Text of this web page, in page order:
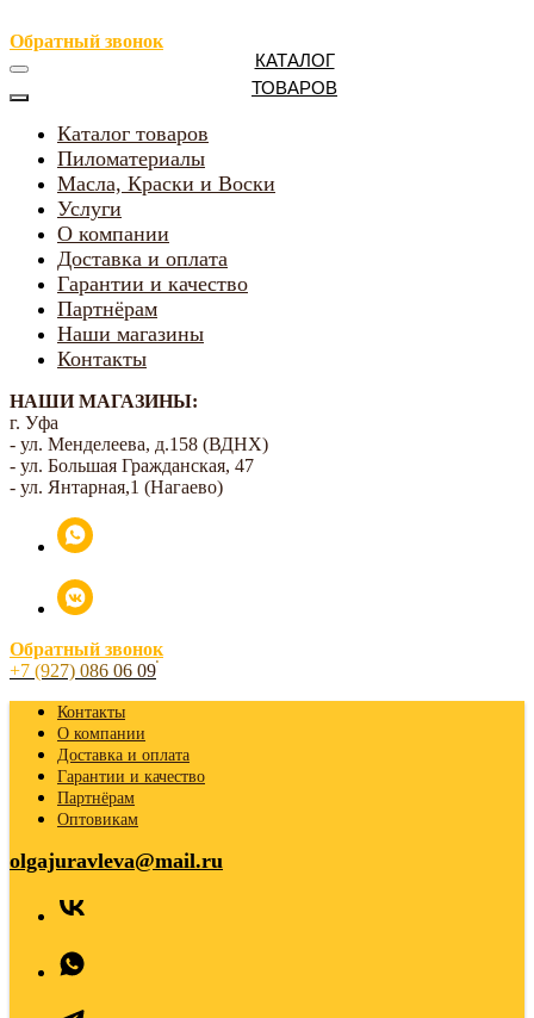
Обратный звонок
Каталог товаров
Пиломатериалы
Масла, Краски и Воски
Услуги
О компании
Доставка и оплата
Гарантии и качество
Партнёрам
Наши магазины
Контакты
НАШИ МАГАЗИНЫ:
г. Уфа
- ул. Менделеева, д.158 (ВДНХ)
- ул. Большая Гражданская, 47
- ул. Янтарная,1 (Нагаево)
Обратный звонок
+7 (927) 086 06 09
Контакты
О компании
Доставка и оплата
Гарантии и качество
Партнёрам
Оптовикам
olgajuravleva@mail.ru
КАТАЛОГ
ТОВАРОВ